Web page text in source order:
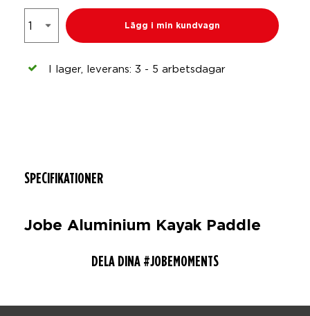
Lägg i min kundvagn
I lager, leverans: 3 - 5 arbetsdagar
SPECIFIKATIONER
Jobe Aluminium Kayak Paddle
DELA DINA #JOBEMOMENTS